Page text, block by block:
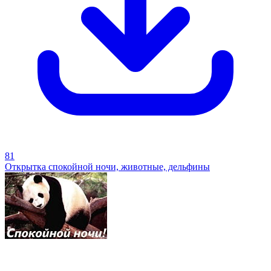
81
Открытка спокойной ночи, животные, дельфины